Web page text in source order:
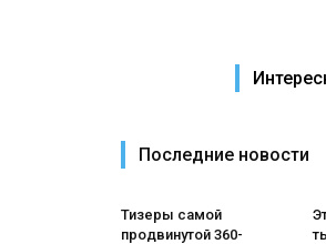
Последние новости
Тизеры самой
продвинутой 360-